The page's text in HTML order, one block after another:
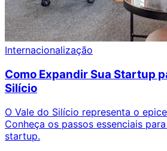
Internacionalização
Como Expandir Sua Startup
Silício
O Vale do Silício representa o
Conheça os passos essenciais
startup.